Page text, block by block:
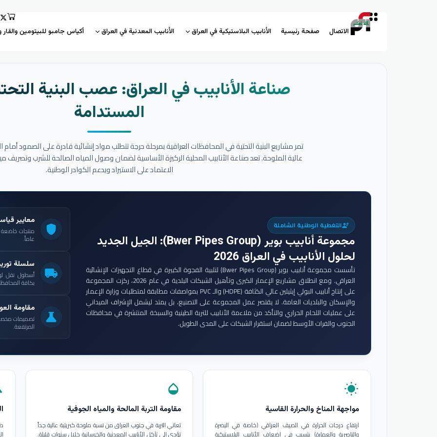
الاتصال صفحة رئيسية الأنابيب البلاستيكية في العراق الأنابيب المعدنية في العراق أكياس جامبو للبيتومين والقار
صناعة الأنابيب في العراق: عصب البنية
المستدامة
تمر مشاريع البنية التحتية في المحافظات العراقية بمرحلة حرجة تتطلب مواد إنشائية قادرة على الصمود أمام
عالية الملوحة. تعد صناعة الأنابيب المحلية الركيزة الأساسية لضمان وصول المياه الصالحة للشرب وتصريف
الاعتماد على الاستيراد ويدعم الكوادر الوطنية.
engineeringالتغطية الوطنية الشاملة
مجموعة أنابيب بوير (Bwer Pipes Group)
: الجيل الجديد
لحلول الأنابيب في العراق 2026
تأسست مجموعة أنابيب بوير (Bwer Pipes Group) لتلبية الفجوة الكبيرة في قطاع التجهيزات الإنشائية
العراقي. ومع انطلاق مشاريع الإعمار الكبرى وتأهيل الشبكات البلدية في عام 2026، ركزت المجموعة
على إنتاج أنابيب البولي إيثيلين عالي الكثافة (HDPE) والـ PVC بمواصفات مطابقة لمتطلبات وزارة الإعمار
والإسكان والبلديات العامة. لا يقتصر عمل المجموعة على التصنيع، بل يمتد ليشمل الإشراف الميداني
على عمليات اللحام الحراري والتأكد من ملاءمة الأنابيب للتربة الطينية والسبخة المنتشرة في محافظات
الجنوب والفرات الأوسط لضمان استقرار الشبكات على المدى الطويل.
shield
معايير
عاماً.
local_shipping
سلسلة
أسطول نقل
بكافة
science
مقاومة
تصميمات
المرتفعة.
wb_sunny
مواجهة المناخ والحرارة القاسية
ارتفاع درجات الحرارة في الصيف العراقي (خاصة في البصرة
والناصرية والعمارة) يتسبب في إضعاف الأنابيب البلاستيكية
opacity
مقاومة التربة المالحة والمياه الجوفية
تعاني التربة في جنوب العراق من نسبة ملوحة كبريتية عالية جداً
تؤدي إلى تآكل الأنابيب المعدنية والخرسانية خلال سنوات قليلة.